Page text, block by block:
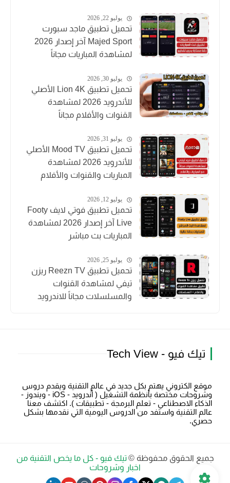
يوليو 22, 2026
تحميل تطبيق ماجد سبورت
Majed Sport آخر إصدار 2026
لمشاهدة المباريات مجاناً
يوليو 30, 2026
تحميل تطبيق Lion 4K الأصلي
للأندرويد 2026 لمشاهدة
القنوات والأفلام مجاناً
يوليو 31, 2026
تحميل تطبيق Mood TV الأصلي
للأندرويد 2026 لمشاهدة
المباريات والقنوات والأفلام
يوليو 12, 2026
تحميل تطبيق فوتي لايف Footy
Live آخر إصدار 2026 لمشاهدة
المباريات بث مباشر
يوليو 25, 2026
تحميل تطبيق Reezn TV ريزن
تيفي لمشاهدة القنوات
والمسلسلات مجاناً للاندرويد
تيك فيو - Tech View
موقع الكتروني يهتم بكل جديد في عالم التقنية ويقدم دروس
وشروحات مختصة بأنظمة التشغيل ( أندرويد - iOS - ويندوز -
الذكاء الاصطناعي - تعلم البرمجة - تطبيقات ). اكتشف معنا
عالم التقنية واستفد من الدروس اليومية التي نقدمها بشكل
حصري.
جميع الحقوق محفوظة © تيك فيو - كل ما يخص التقنية من
اخبار وشروحات